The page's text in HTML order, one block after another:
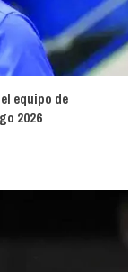
equipo de
2026